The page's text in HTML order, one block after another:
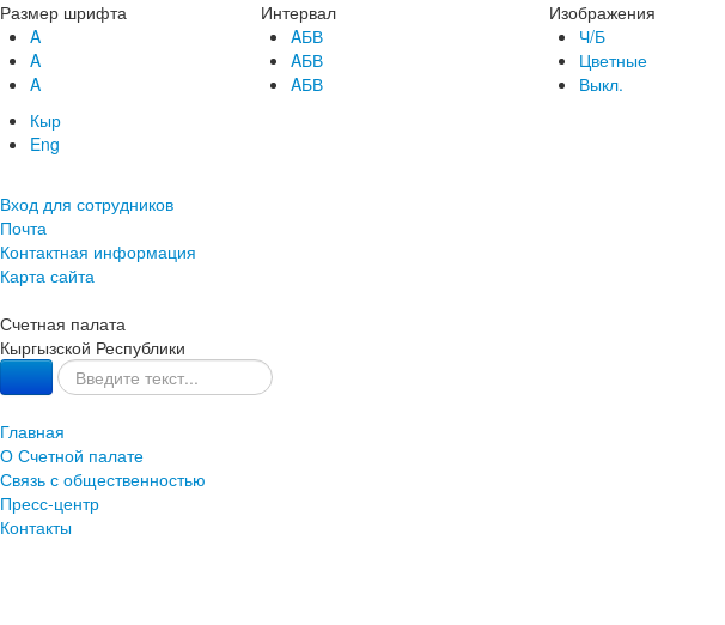
Размер шрифта
A
A
A
Интервал
AБВ
AБВ
AБВ
Изображения
Ч/Б
Цветные
Выкл.
Кыр
Eng
Вход для сотрудников
Почта
Контактная информация
Карта сайта
Счетная палата
Кыргызской Республики
Главная
О Счетной палате
Связь с общественностью
Пресс-центр
Контакты